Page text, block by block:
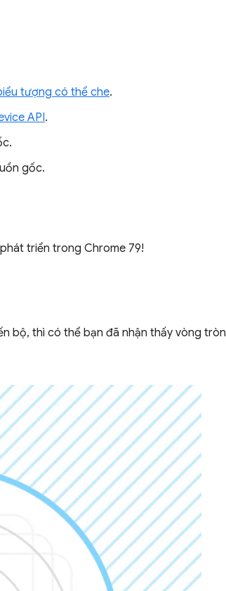
tượng có thể che.
API.
gốc.
triển trong Chrome 79!
bộ, thì có thể bạn đã nhận thấy vòng tròn